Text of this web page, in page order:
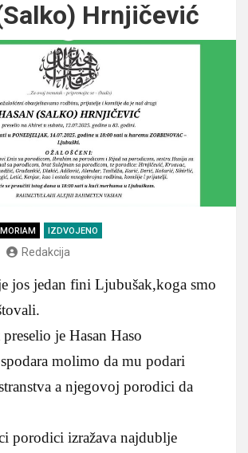
Hrnjičević
IZDVOJENO
Redakcija
jos jedan fini Ljubušak,koga smo
je Hasan Haso
molimo da mu podari
a njegovoj porodici da
porodici izražava najdublje